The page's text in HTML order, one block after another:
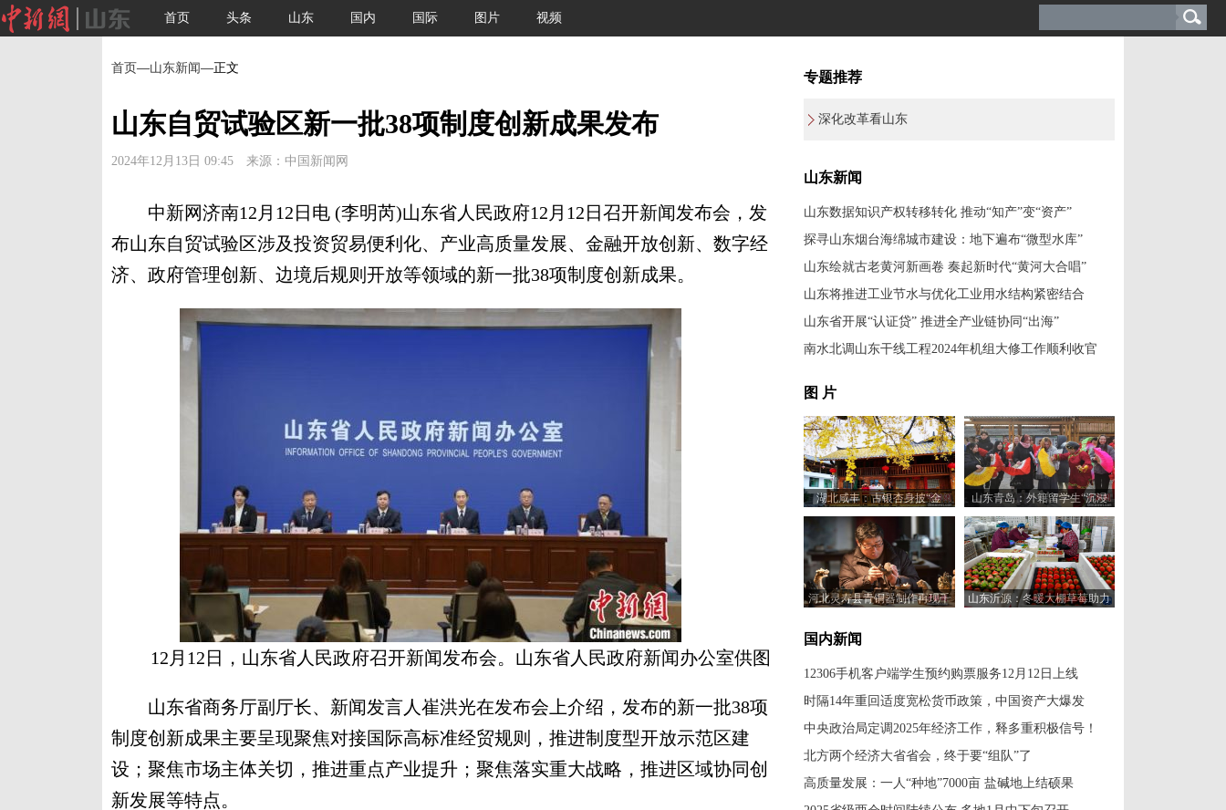
首页 头条 山东 国内 国际 图片 视频
首页—山东新闻—正文
山东自贸试验区新一批38项制度创新成果发布
2024年12月13日 09:45 来源：中国新闻网
中新网济南12月12日电 (李明芮)山东省人民政府12月12日召开新闻发布会，发
布山东自贸试验区涉及投资贸易便利化、产业高质量发展、金融开放创新、数字经
济、政府管理创新、边境后规则开放等领域的新一批38项制度创新成果。
12月12日，山东省人民政府召开新闻发布会。山东省人民政府新闻办公室供图
山东省商务厅副厅长、新闻发言人崔洪光在发布会上介绍，发布的新一批38项
制度创新成果主要呈现聚焦对接国际高标准经贸规则，推进制度型开放示范区建
设；聚焦市场主体关切，推进重点产业提升；聚焦落实重大战略，推进区域协同创
新发展等特点。
专题推荐
深化改革看山东
山东新闻
山东数据知识产权转移转化 推动“知产”变“资产”
探寻山东烟台海绵城市建设：地下遍布“微型水库”
山东绘就古老黄河新画卷 奏起新时代“黄河大合唱”
山东将推进工业节水与优化工业用水结构紧密结合
山东省开展“认证贷” 推进全产业链协同“出海”
南水北调山东干线工程2024年机组大修工作顺利收官
图 片
湖北咸丰：古银杏身披“金
甲”引客来
山东青岛：外籍留学生“沉浸
式”体验中国乡村之美
河北灵寿县青铜器制作再现千
山东沂源：冬暖大棚草莓助力
国内新闻
12306手机客户端学生预约购票服务12月12日上线
时隔14年重回适度宽松货币政策，中国资产大爆发
中央政治局定调2025年经济工作，释多重积极信号！
北方两个经济大省省会，终于要“组队”了
高质量发展：一人“种地”7000亩 盐碱地上结硕果